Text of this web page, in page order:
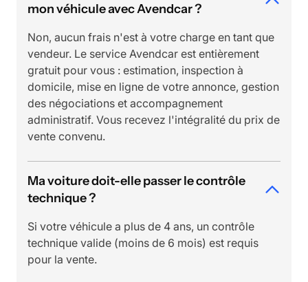
mon véhicule avec Avendcar ?
Non, aucun frais n'est à votre charge en tant que
vendeur. Le service Avendcar est entièrement
gratuit pour vous : estimation, inspection à
domicile, mise en ligne de votre annonce, gestion
des négociations et accompagnement
administratif. Vous recevez l'intégralité du prix de
vente convenu.
Ma voiture doit-elle passer le contrôle
technique ?
Si votre véhicule a plus de 4 ans, un contrôle
technique valide (moins de 6 mois) est requis
pour la vente.